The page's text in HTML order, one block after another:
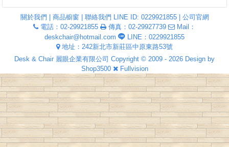
關於我們 | 商品櫥窗| 聯絡我們 LINE ID: 0229921855| 公司官網
電話：02-29921855
傳真：02-29927739
Mail：
deskchair@hotmail.com
LINE：0229921855
地址：242新北市新莊區中原東路53號
Desk & Chair 麗眼企業有限公司 Copyright © 2009 - 2026 Design by
Shop3500
Fullvision